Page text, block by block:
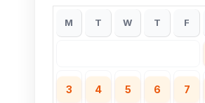
M T W T F
3 4 5 6 7